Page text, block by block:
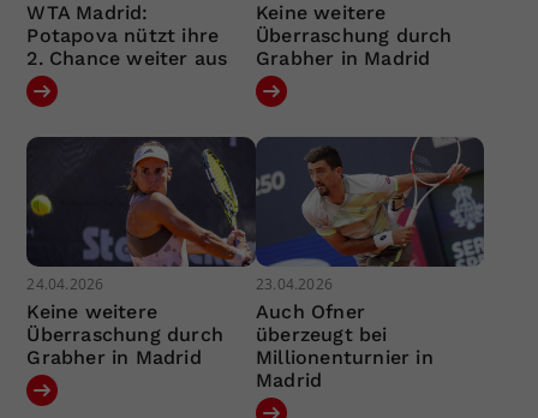
WTA Madrid:
Potapova nützt ihre
2. Chance weiter aus
Keine weitere
Überraschung durch
Grabher in Madrid
24.04.2026
Keine weitere
Überraschung durch
Grabher in Madrid
23.04.2026
Auch Ofner
überzeugt bei
Millionenturnier in
Madrid